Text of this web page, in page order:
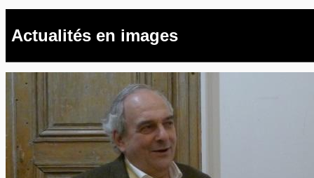
Actualités en images